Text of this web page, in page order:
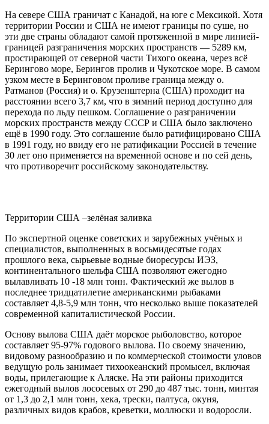
На севере США граничат с Канадой, на юге с Мексикой. Хотя
территории России и США не имеют границы по суше, но
эти две страны обладают самой протяженной в мире линией-
границей разграничения морских пространств — 5289 км,
простирающей от северной части Тихого океана, через всё
Берингово море, Берингов пролив и Чукотское море. В самом
узком месте в Беринговом проливе граница между о.
Ратманов (Россия) и о. Крузенштерна (США) проходит на
расстоянии всего 3,7 км, что в зимний период доступно для
перехода по льду пешком. Соглашение о разграничении
морских пространств между СССР и США было заключено
ещё в 1990 году. Это соглашение было ратифицировано США
в 1991 году, но ввиду его не ратификации Россией в течение
30 лет оно применяется на временной основе и по сей день,
что противоречит российскому законодательству.
Территории США –зелёная заливка
По экспертной оценке советских и зарубежных учёных и
специалистов, выполненных в восьмидесятые годах
прошлого века, сырьевые водные биоресурсы ИЭЗ,
континентального шельфа США позволяют ежегодно
вылавливать 10 -18 млн тонн. Фактический же вылов в
последнее тридцатилетие американскими рыбаками
составляет 4,8-5,9 млн тонн, что несколько выше показателей
современной капиталистической России.
Основу вылова США даёт морское рыболовство, которое
составляет 95-97% годового вылова. По своему значению,
видовому разнообразию и по коммерческой стоимости уловов
ведущую роль занимает тихоокеанский промысел, включая
воды, прилегающие к Аляске. На эти районы приходится
ежегодный вылов лососевых от 290 до 487 тыс. тонн, минтая
от 1,3 до 2,1 млн тонн, хека, трески, палтуса, окуня,
различных видов крабов, креветки, моллюски и водоросли.